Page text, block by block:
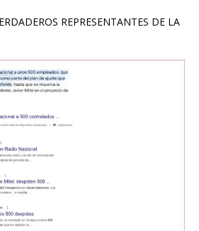
REPRESENTANTES DE LA